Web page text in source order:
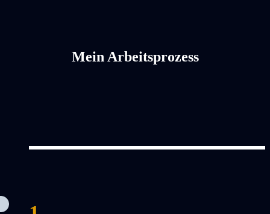
Mein Arbeitsprozess